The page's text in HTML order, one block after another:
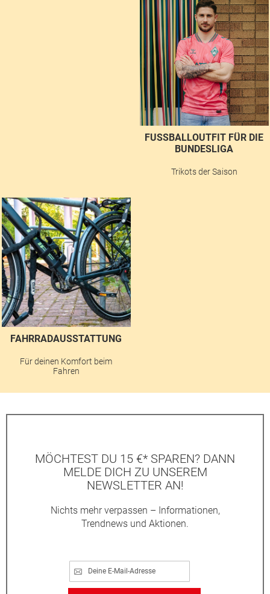
FUSSBALLOUTFIT FÜR DIE B
UNDESLIGA
Trikots der Saison
FAHRRADAUSSTATTUNG
Für deinen Komfort beim
Fahren
MÖCHTEST DU 15 €* SPAREN? DANN
MELDE DICH ZU UNSEREM
NEWSLETTER AN!
Nichts mehr verpassen – Informationen,
Trendnews und Aktionen.